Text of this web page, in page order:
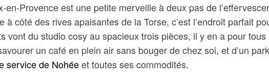
en-Provence est une petite merveille à deux pas de
à côté des rives apaisantes de la Torse, c’est l’endroit parfait
vont du studio cosy au spacieux trois pièces, il y en a pour
un café en plein air sans bouger de chez soi, et d’un
service de Nohéeet toutes ses commodités.